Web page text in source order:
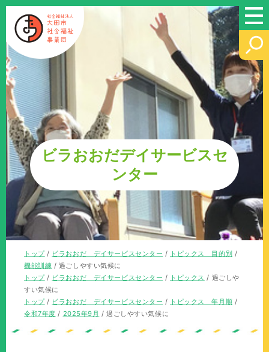
このページの本文へ
ビラおおだデイサービスセ
ンター
現
在
の
位
置：
トップ/ ビラおおだ デイサービスセンター / トピックス 目的別 /
機能訓練 / 過ごしやすい気候に
現
在
の
位
トップ/ ビラおおだ デイサービスセンター / トピックス / 過ごしや
すい気候に
現
在
トップ/ ビラおおだ デイサービスセンター / トピックス 年月順 /
令和7年度 / 2025年9月 /過ごしやすい気候に